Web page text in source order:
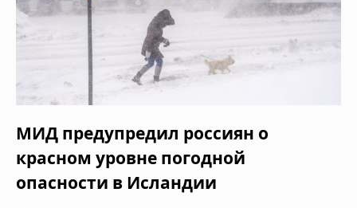
МИД предупредил россиян о
красном уровне погодной
опасности в Исландии